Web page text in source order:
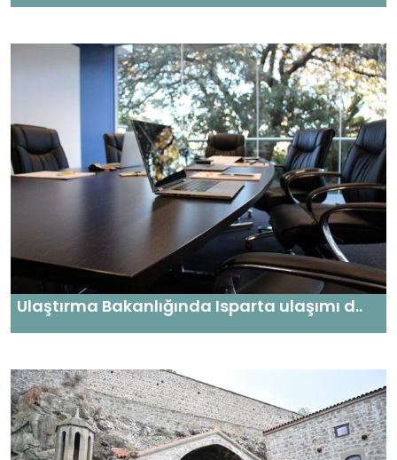
Ulaştırma Bakanlığında Isparta ulaşımı d..